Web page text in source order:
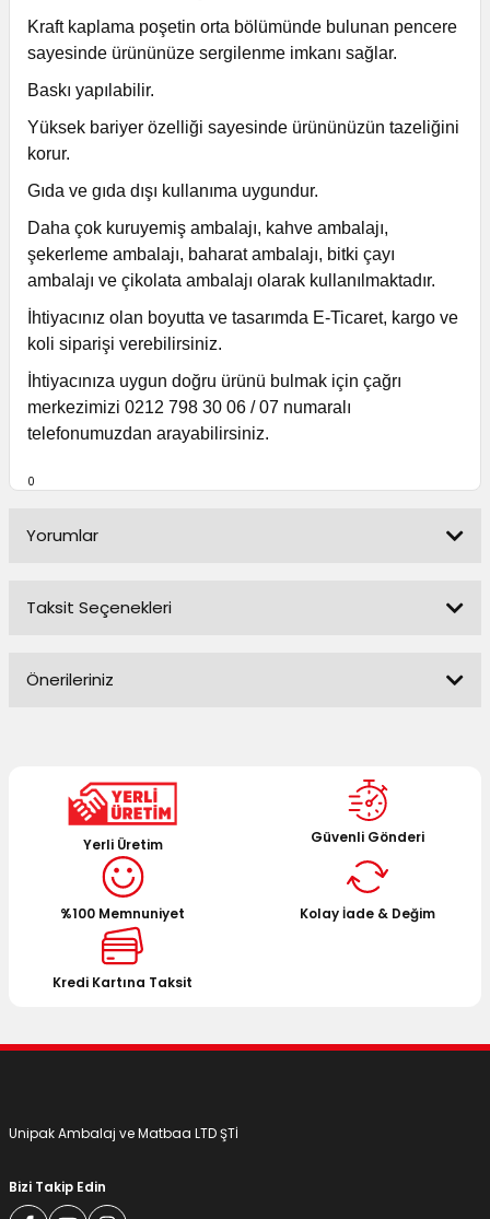
Kraft kaplama poşetin orta bölümünde bulunan pencere
sayesinde ürününüze sergilenme imkanı sağlar.
Baskı yapılabilir.
Yüksek bariyer özelliği sayesinde ürününüzün tazeliğini
korur.
Gıda ve gıda dışı kullanıma uygundur.
Daha çok kuruyemiş ambalajı, kahve ambalajı,
şekerleme ambalajı, baharat ambalajı, bitki çayı
ambalajı ve çikolata ambalajı olarak kullanılmaktadır.
İhtiyacınız olan boyutta ve tasarımda E-Ticaret, kargo ve
koli siparişi verebilirsiniz.
İhtiyacınıza uygun doğru ürünü bulmak için çağrı
merkezimizi 0212 798 30 06 / 07 numaralı
telefonumuzdan arayabilirsiniz.
0
Yorumlar
Taksit Seçenekleri
Önerileriniz
kullanarak tarafımıza iletebilirsiniz.
Görüş ve önerileriniz için teşekkür ederiz.
Ürün resmi kalitesiz, bozuk veya görüntülenemiyor.
Ürün açıklamasında eksik bilgiler bulunuyor.
Ürün bilgilerinde hatalar bulunuyor.
Ürün fiyatı diğer sitelerden daha pahalı.
Bu ürüne benzer farklı alternatifler olmalı.
Yerli Üretim Güvenli Gönderi
%100 Memnuniyet Kolay İade & Değim
Kredi Kartına Taksit
Unipak Ambalaj ve Matbaa LTD ŞTİ
Bizi Takip Edin